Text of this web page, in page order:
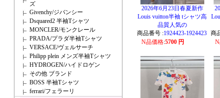
ズ
Givenchy/ジバンシー
Dsquared2 半袖Tシャツ
MONCLER/モンクレール
PRADA/プラダ半袖Tシャツ
VERSACE/ヴェルサーチ
Philipp plein メンズ半袖Tシャツ
HYDROGEN/ハイドロゲン
その他 ブランド
BOSS 半袖Tシャツ
ferrari/フェラーリ
2026年6月23日春夏新作
Louis vuitton半袖 tシャツ高
品質人気の
商品番号 :1924423-1924423
N品価格:5700 円
商